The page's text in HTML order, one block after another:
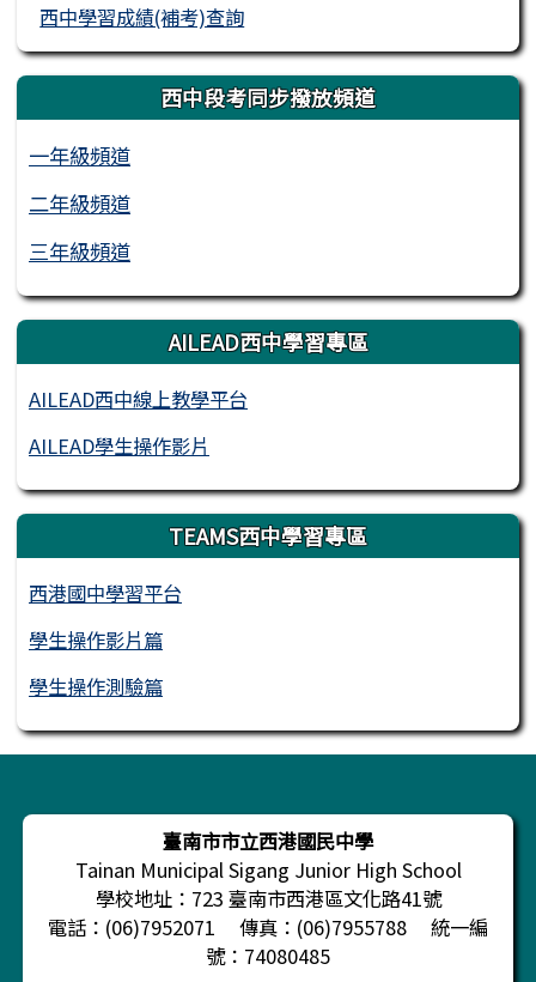
西中學習成績(補考)查詢
西中段考同步撥放頻道
一年級頻道
二年級頻道
三年級頻道
AILEAD西中學習專區
AILEAD西中線上教學平台
AILEAD學生操作影片
TEAMS西中學習專區
西港國中學習平台
學生操作影片篇
學生操作測驗篇
臺南市市立西港國民中學
Tainan Municipal Sigang Junior High School
學校地址：723 臺南市西港區文化路41號
電話：(06)7952071 傳真：(06)7955788 統一編
號：74080485